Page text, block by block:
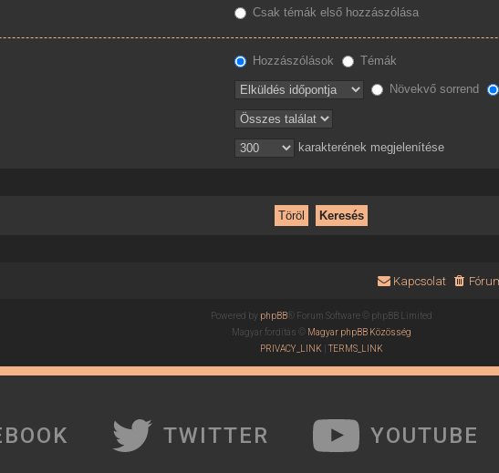
Csak témák első hozzászólása
Hozzászólások Témák
Növekvő sorrend
karakterének megjelenítése
Kapcsolat
Powered by phpBB® Forum Software © phpBB Limited
Magyar fordítás ©
Magyar phpBB Közösség
PRIVACY_LINK| TERMS_LINK
TWITTER YOUTUBE